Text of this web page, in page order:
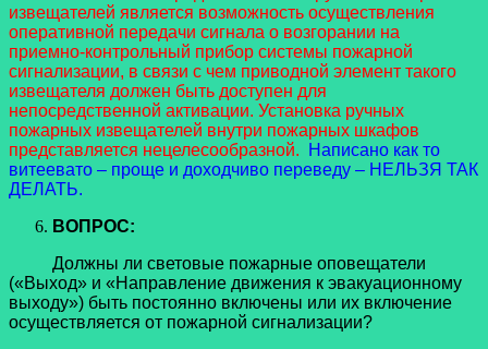
извещателей является возможность осуществления
оперативной передачи сигнала о возгорании на
приемно-контрольный прибор системы пожарной
сигнализации, в связи с чем приводной элемент такого
извещателя должен быть доступен для
непосредственной активации. Установка ручных
пожарных извещателей внутри пожарных шкафов
представляется нецелесообразной.
Написано как то
витеевато – проще и доходчиво переведу – НЕЛЬЗЯ ТАК
ДЕЛАТЬ.
ВОПРОС:
Должны ли световые пожарные оповещатели
(«Выход» и «Направление движения к эвакуационному
выходу») быть постоянно включены или их включение
осуществляется от пожарной сигнализации?